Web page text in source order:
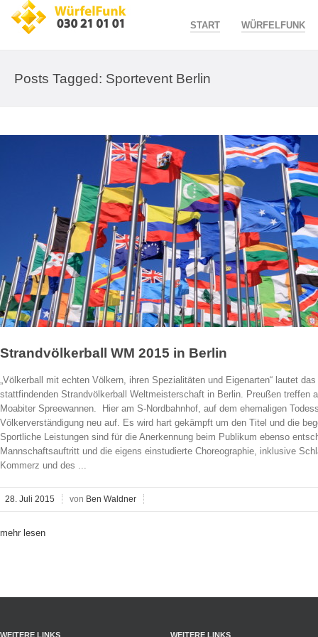
START WÜRFELFUNK
Posts Tagged: Sportevent Berlin
Strandvölkerball WM 2015 in Berlin
„Völkerball mit echten Völkern, ihren Spezialitäten und Eigenarten“ lautet
stattfindenden Strandvölkerball Weltmeisterschaft in Berlin. Preußen treffen
Moabiter Spreewannen. Hier am S-Nordbahnhof, auf dem ehemaligen
Völkerverständigung neu auf. Es wird hart gekämpft um den Titel und die
Sportliche Leistungen sind für die Anerkennung beim Publikum ebenso
Mannschaftsauftritt und die eigens einstudierte Choreographie, inklusive
Kommerz und des ...
28. Juli 2015 von Ben Waldner
mehr lesen
WEITERE LINKS WEITERE LINKS